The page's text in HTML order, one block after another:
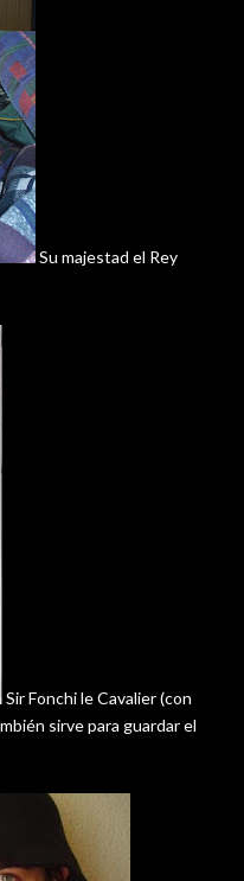
Su majestad el Rey
SirFonchileCavalier(con
sirve para guardar el